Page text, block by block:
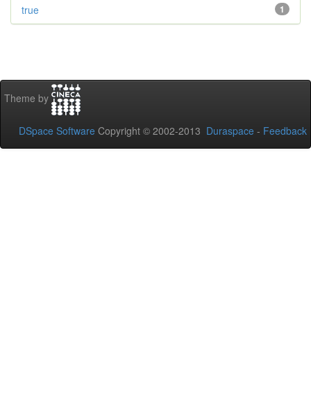
1
true
Theme by
DSpace Software Copyright © 2002-2013 Duraspace - Feedback